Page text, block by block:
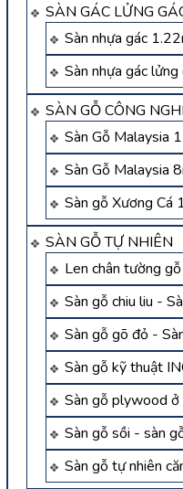
SÀN GÁC LỬNG
Sàn nhựa gác
Sàn nhựa gác
SÀN GỖ CÔNG
Sàn Gỗ Malaysia
Sàn Gỗ Malaysia
Sàn gỗ Xương Cá
SÀN GỖ TỰ NHIÊN
Len chân tường
Sàn gỗ chiu liu -
Sàn gỗ gõ đỏ -
Sàn gỗ kỹ thuật
Sàn gỗ plywood
Sàn gỗ sồi - sàn
Sàn gỗ tự nhiên